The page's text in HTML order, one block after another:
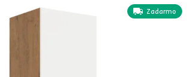
Zadarmo